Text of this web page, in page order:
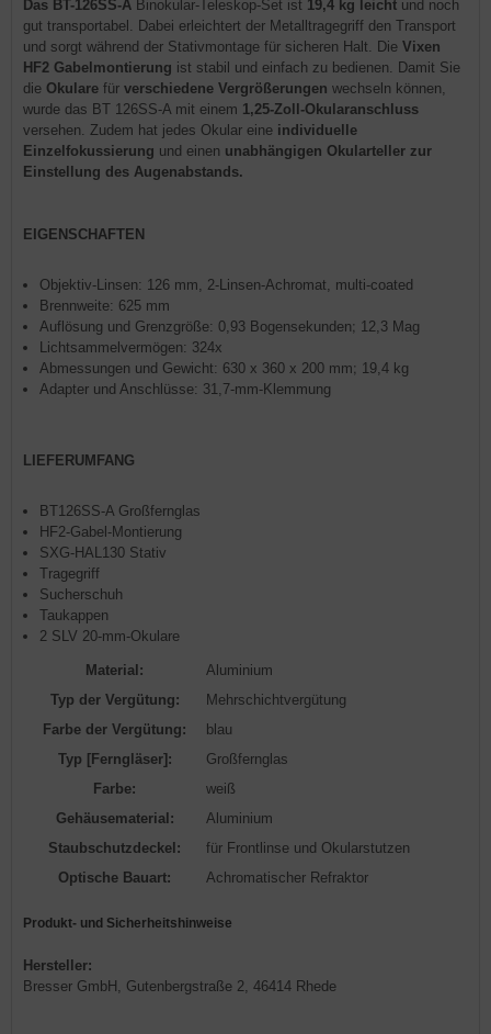
Das BT-126SS-A Binokular-Teleskop-Set ist 19,4 kg leicht und noch
gut transportabel. Dabei erleichtert der Metalltragegriff den Transport
und sorgt während der Stativmontage für sicheren Halt. Die Vixen
HF2 Gabelmontierung ist stabil und einfach zu bedienen. Damit Sie
die Okulare für verschiedene Vergrößerungen wechseln können,
wurde das BT 126SS-A mit einem 1,25-Zoll-Okularanschluss
versehen. Zudem hat jedes Okular eine individuelle
Einzelfokussierung und einen unabhängigen Okularteller zur
Einstellung des Augenabstands.
EIGENSCHAFTEN
Objektiv-Linsen: 126 mm, 2-Linsen-Achromat, multi-coated
Brennweite: 625 mm
Auflösung und Grenzgröße: 0,93 Bogensekunden; 12,3 Mag
Lichtsammelvermögen: 324x
Abmessungen und Gewicht: 630 x 360 x 200 mm; 19,4 kg
Adapter und Anschlüsse: 31,7-mm-Klemmung
LIEFERUMFANG
BT126SS-A Großfernglas
HF2-Gabel-Montierung
SXG-HAL130 Stativ
Tragegriff
Sucherschuh
Taukappen
2 SLV 20-mm-Okulare
Material:
Aluminium
Typ der Vergütung:
Mehrschichtvergütung
Farbe der Vergütung:
blau
Typ [Ferngläser]:
Großfernglas
Farbe:
weiß
Gehäusematerial:
Aluminium
Staubschutzdeckel:
für Frontlinse und Okularstutzen
Optische Bauart:
Achromatischer Refraktor
Produkt- und Sicherheitshinweise
Hersteller:
Bresser GmbH, Gutenbergstraße 2, 46414 Rhede